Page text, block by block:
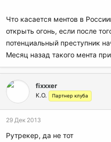
Что касается ментов в
открыть огонь, если после
потенциальный преступник
Месяц назад такого мента
fixxxer
К.О. Партнер клуба
29 Дек 2013
Рутрекер, да не тот